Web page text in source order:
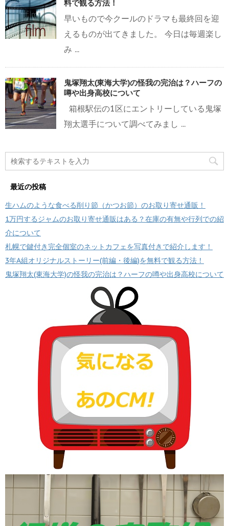
料で観る方法！
早いもので今クールのドラマも最終回を迎
えるものが出てきました。 今日は毎週楽し
み ...
鬼塚翔太(東海大学)の怪我の完治は？ハーフの
噂や出身高校について
箱根駅伝の1区にエントリーしている鬼塚
翔太選手について調べてみまし ...
最近の投稿
生ハムのような食べる削り節（かつお節）のお取り寄せ通販！
1万円するジャムのお取り寄せ通販はある？在庫の有無や行列での紹
介について
札幌で鍵付き完全個室のネットカフェを写真付きで紹介します！
3年A組オリジナルストーリー(前編・後編)を無料で観る方法！
鬼塚翔太(東海大学)の怪我の完治は？ハーフの噂や出身高校について